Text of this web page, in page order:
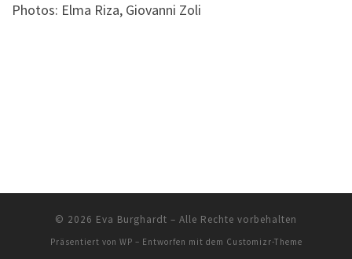
Photos: Elma Riza, Giovanni Zoli
© 2026 Eva Burghardt – Alle Rechte vorbehalten
Präsentiert von WP – Entworfen mit dem Customizr-Theme